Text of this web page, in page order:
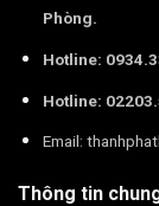
Phòng.
Hotline:
Hotline:
Email:
Thông tin